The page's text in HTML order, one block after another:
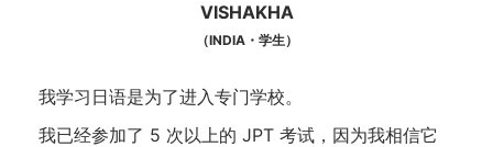
VISHAKHA
（INDIA・学生）
我学习日语是为了进入专门学校。
我已经参加了 5 次以上的 JPT 考试，因为我相信它